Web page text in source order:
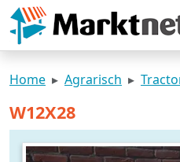
Home Agrarisch
W12X28